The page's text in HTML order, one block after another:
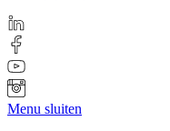
Menu sluiten